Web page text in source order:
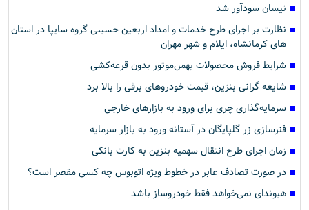
نیسان سودآور شد
نظارت بر اجرای طرح خدمات و امداد اربعین حسینی گروه سایپا در استان
های کرمانشاه، ایلام و شهر مهران
شرایط فروش محصولات بهمن‌موتور بدون قرعه‌کشی
شایعه گرانی بنزین، قیمت خودروهای برقی را بالا برد
سرمایه‌گذاری چری برای ورود به بازارهای خارجی
فنرسازی زر گلپایگان در آستانه ورود به بازار سرمایه
زمان اجرای طرح انتقال سهمیه بنزین به کارت بانکی
در صورت تصادف عابر در خطوط ویژه اتوبوس چه کسی مقصر است؟
هیوندای نمی‌خواهد فقط خودروساز باشد